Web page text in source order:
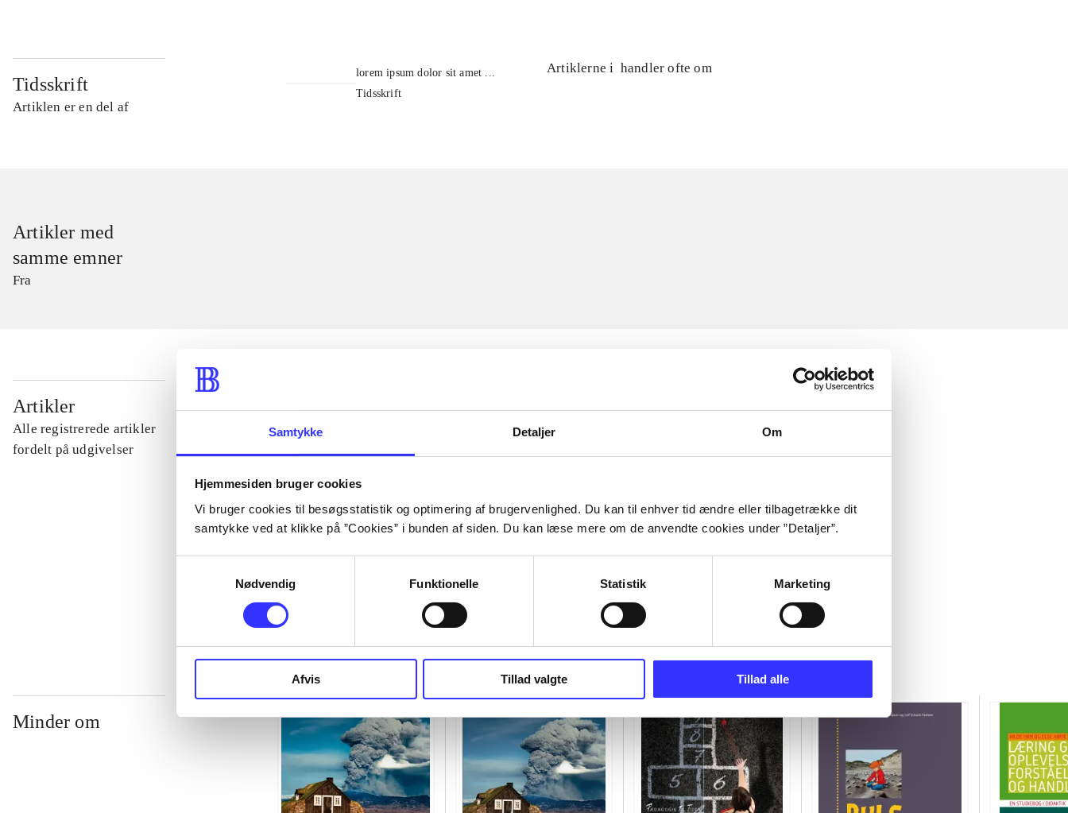
Samtykke Detaljer Om
Hjemmesiden bruger cookies
Vi bruger cookies til besøgsstatistik og optimering af brugervenlighed. Du kan til enhver tid ændre eller tilbagetrække dit
samtykke ved at klikke på ”Cookies” i bunden af siden. Du kan læse mere om de anvendte cookies under ”Detaljer”.
Nødvendig
Funktionelle Statistik Marketing
Afvis Tillad valgte Tillad alle
Tidsskrift
Artiklen er en del af
lorem ipsum dolor sit amet ...
Tidsskrift
Artiklerne i handler ofte om
Artikler med
samme emner
Fra
Artikler
Alle registrerede artikler
fordelt på udgivelser
...
Minder om